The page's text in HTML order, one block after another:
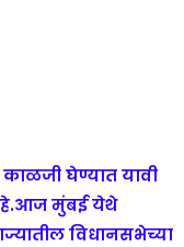
काळजी घेण्यात यावी
मुंबई येथे
विधानसभेच्या